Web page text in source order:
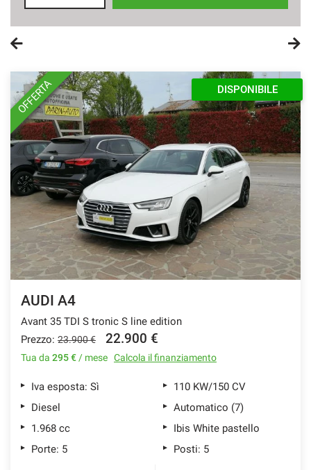
OFFERTA DISPONIBILE
AUDI A4
Avant 35 TDI S tronic S line edition
Prezzo: 23.900 € 22.900 €
Tua da 295 € / mese Calcola il finanziamento
Iva esposta: Sì
110 KW/150 CV
Diesel
Automatico (7)
1.968 cc
Ibis White pastello
Porte: 5
Posti: 5